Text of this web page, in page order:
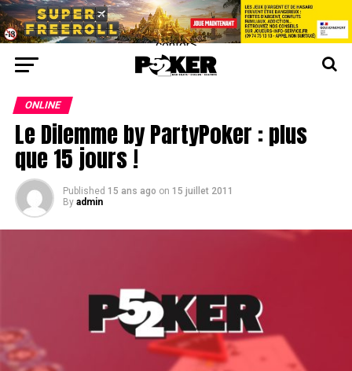
center>
ONLINE
Le Dilemme by PartyPoker : plus
que 15 jours !
Published 15 ans ago on 15 juillet 2011
By admin